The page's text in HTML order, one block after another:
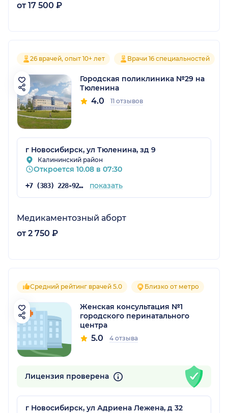
от 17 500 ₽
26 врачей, опыт 10+ лет Врачи 16 специальностей
Городская поликлиника №29 на
Тюленина
4.0 11 отзывов
г Новосибирск, ул Тюленина, зд 9
Калининский район
Откроется 10.08 в 07:30
+7 (383) 228-92-09 показать
Медикаментозный аборт
от 2 750 ₽
Средний рейтинг врачей 5.0 Близко от метро
Женская консультация №1
городского перинатального
центра
5.0 4 отзыва
Лицензия проверена
г Новосибирск, ул Адриена Лежена, д 32